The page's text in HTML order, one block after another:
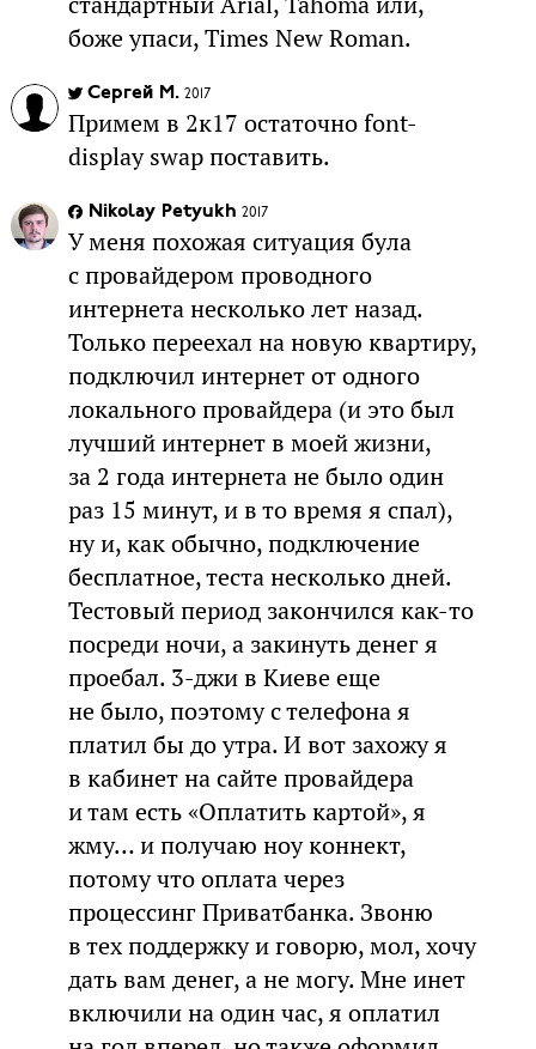
боже упаси, Times New Roman.
Сергей М. 2017
Примем в 2к17 остаточно font-
display swap поставить.
Nikolay Petyukh 2017
У меня похожая ситуация була
с провайдером проводного
интернета несколько лет назад.
Только переехал на новую квартиру,
подключил интернет от одного
локального провайдера (и это был
лучший интернет в моей жизни,
за 2 года интернета не было один
раз 15 минут, и в то время я спал),
ну и, как обычно, подключение
бесплатное, теста несколько дней.
Тестовый период закончился как-то
посреди ночи, а закинуть денег я
проебал. 3-джи в Киеве еще
не было, поэтому с телефона я
платил бы до утра. И вот захожу я
в кабинет на сайте провайдера
и там есть «Оплатить картой», я
жму… и получаю ноу коннект,
потому что оплата через
процессинг Приватбанка. Звоню
в тех поддержку и говорю, мол, хочу
дать вам денег, а не могу. Мне инет
включили на один час, я оплатил